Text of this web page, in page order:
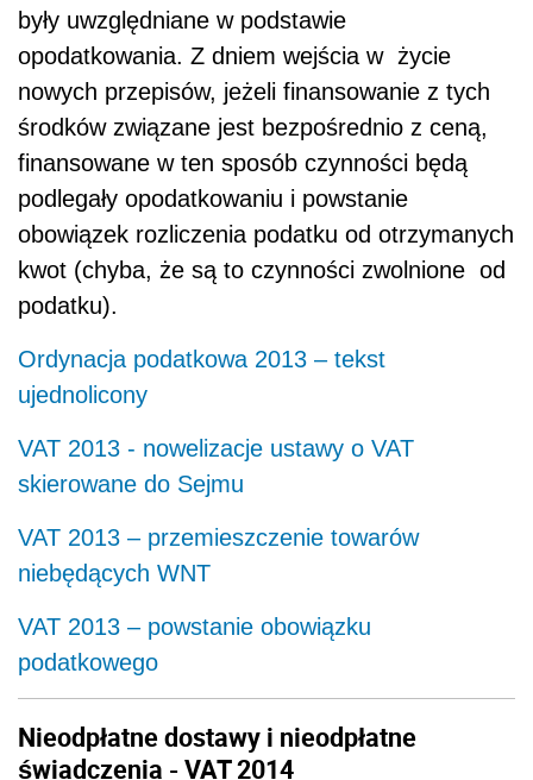
były uwzględniane w podstawie
opodatkowania. Z dniem wejścia w życie
nowych przepisów, jeżeli finansowanie z tych
środków związane jest bezpośrednio z ceną,
finansowane w ten sposób czynności będą
podlegały opodatkowaniu i powstanie
obowiązek rozliczenia podatku od otrzymanych
kwot (chyba, że są to czynności zwolnione od
podatku).
Ordynacja podatkowa 2013 – tekst
ujednolicony
VAT 2013 - nowelizacje ustawy o VAT
skierowane do Sejmu
VAT 2013 – przemieszczenie towarów
niebędących WNT
VAT 2013 – powstanie obowiązku
podatkowego
Nieodpłatne dostawy i nieodpłatne
świadczenia - VAT 2014